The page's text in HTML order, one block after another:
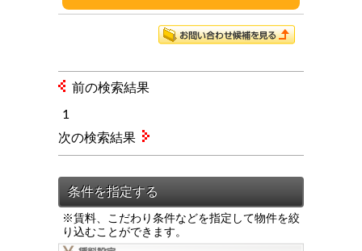
前の検索結果
1
※賃料、こだわり条件などを指定して物件を絞
り込むことができます。